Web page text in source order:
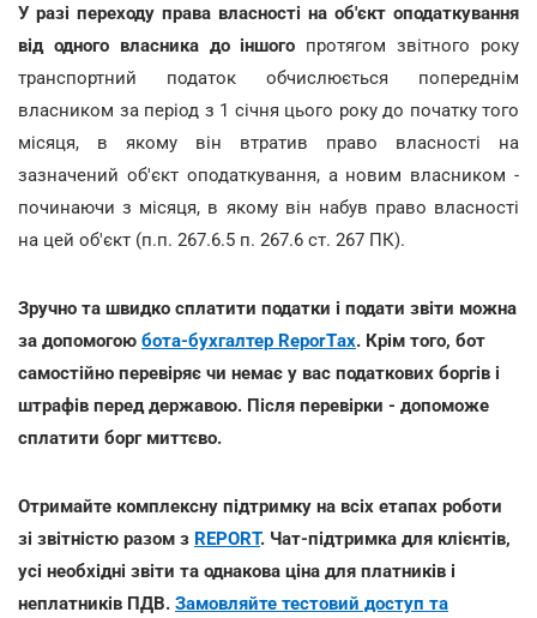
У разі переходу права власності на об'єкт оподаткування
від одного власника до іншого протягом звітного року
транспортний податок обчислюється попереднім
власником за період з 1 січня цього року до початку того
місяця, в якому він втратив право власності на
зазначений об'єкт оподаткування, а новим власником -
починаючи з місяця, в якому він набув право власності
на цей об'єкт (п.п. 267.6.5 п. 267.6 ст. 267 ПК).
Зручно та швидко сплатити податки і подати звіти можна
за допомогою бота-бухгалтер ReporTах. Крім того, бот
самостійно перевіряє чи немає у вас податкових боргів і
штрафів перед державою. Після перевірки - допоможе
сплатити борг миттєво.
Отримайте комплексну підтримку на всіх етапах роботи
зі звітністю разом з REPORT. Чат-підтримка для клієнтів,
усі необхідні звіти та однакова ціна для платників і
неплатників ПДВ. Замовляйте тестовий доступ та